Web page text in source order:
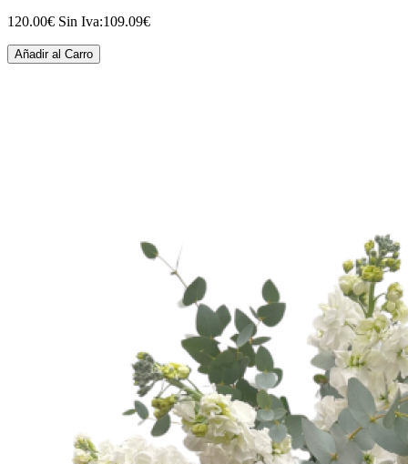
120.00€ Sin Iva:109.09€
Añadir al Carro